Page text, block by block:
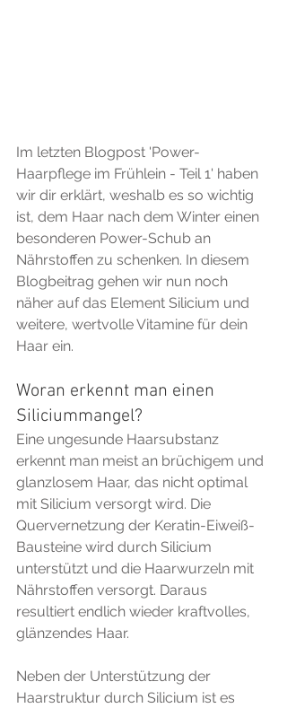
Im letzten Blogpost 'Power-
Haarpflege im Frühlein - Teil 1' haben
wir dir erklärt, weshalb es so wichtig
ist, dem Haar nach dem Winter einen
besonderen Power-Schub an
Nährstoffen zu schenken. In diesem
Blogbeitrag gehen wir nun noch
näher auf das Element Silicium und
weitere, wertvolle Vitamine für dein
Haar ein.
Woran erkennt man einen
Siliciummangel?
Eine ungesunde Haarsubstanz
erkennt man meist an brüchigem und
glanzlosem Haar, das nicht optimal
mit Silicium versorgt wird. Die
Quervernetzung der Keratin-Eiweiß-
Bausteine wird durch Silicium
unterstützt und die Haarwurzeln mit
Nährstoffen versorgt. Daraus
resultiert endlich wieder kraftvolles,
glänzendes Haar.
Neben der Unterstützung der
Haarstruktur durch Silicium ist es